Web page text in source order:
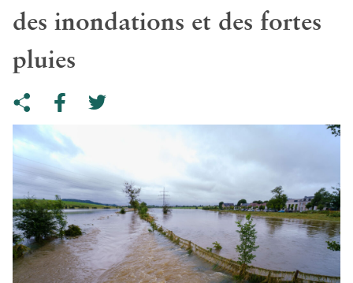
des inondations et des fortes
pluies
Share on facebook